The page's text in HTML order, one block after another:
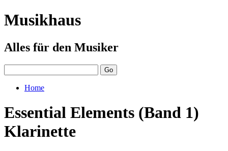
Musikhaus
Alles für den Musiker
Home
Essential Elements (Band 1)
Klarinette